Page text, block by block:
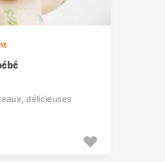
délicieuses